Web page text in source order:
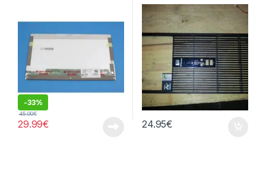
-33%
29.99€
45.00€
24.95€